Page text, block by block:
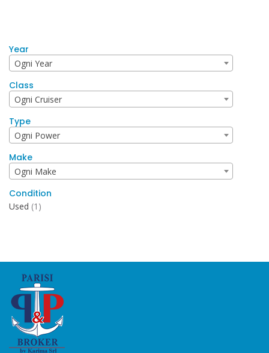
Year
Ogni Year
Class
Ogni Cruiser
Type
Ogni Power
Make
Ogni Make
Condition
Used (1)